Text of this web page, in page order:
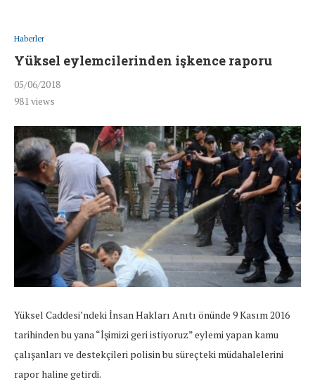
Haberler
Yüksel eylemcilerinden işkence raporu
05/06/2018
981views
Yüksel Caddesi’ndeki İnsan Hakları Anıtı önünde 9 Kasım 2016
tarihinden bu yana “İşimizi geri istiyoruz” eylemi yapan kamu
çalışanları ve destekçileri polisin bu süreçteki müdahalelerini
rapor haline getirdi.